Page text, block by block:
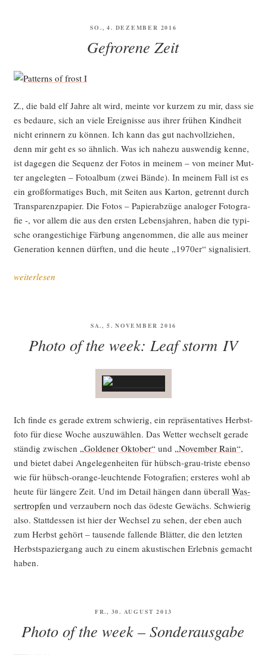
VERÖFFENTLICHT
SO., 4. DEZEMBER 2016
Gefrorene Zeit
Z., die bald elf Jah­re alt wird, mein­te vor kur­zem zu mir, dass sie
es bedau­re, sich an vie­le Ereig­nis­se aus ihrer frü­hen Kind­heit
nicht erin­nern zu kön­nen. Ich kann das gut nach­voll­zie­hen,
denn mir geht es so ähn­lich. Was ich nahe­zu aus­wen­dig ken­ne,
ist dage­gen die Sequenz der Fotos in mei­nem – von mei­ner Mut­
ter ange­leg­ten – Foto­al­bum (zwei Bän­de). In mei­nem Fall ist es
ein groß­for­ma­ti­ges Buch, mit Sei­ten aus Kar­ton, getrennt durch
Trans­pa­renz­pa­pier. Die Fotos – Papier­ab­zü­ge ana­lo­ger Foto­gra­
fie -, vor allem die aus den ers­ten Lebens­jah­ren, haben die typi­
sche oran­ge­sti­chi­ge Fär­bung ange­nom­men, die alle aus mei­ner
Gene­ra­ti­on ken­nen dürf­ten, und die heu­te „1970er“ signalisiert.
„Gefro­
weiterlesen
VERÖFFENTLICHT
SA., 5. NOVEMBER 2016
Photo of the week: Leaf storm IV
Ich fin­de es gera­de extrem schwie­rig, ein reprä­sen­ta­ti­ves Herbst­
fo­to für die­se Woche aus­zu­wäh­len. Das Wet­ter wech­selt gera­de
stän­dig zwi­schen „Gol­de­ner Okto­ber“ und „Novem­ber Rain“,
und bie­tet dabei Ange­le­gen­hei­ten für hübsch-grau-tris­te eben­so
wie für hübsch-oran­ge-leuch­ten­de Foto­gra­fien; ers­te­res wohl ab
heu­te für län­ge­re Zeit. Und im Detail hän­gen dann über­all Was­
ser­trop­fen und ver­zau­bern noch das ödes­te Gewächs. Schwie­rig
also. Statt­des­sen ist hier der Wech­sel zu sehen, der eben auch
zum Herbst gehört – tau­sen­de fal­len­de Blät­ter, die den letz­ten
Herbst­spa­zier­gang auch zu einem akus­ti­schen Erleb­nis gemacht
haben.
VERÖFFENTLICHT
FR., 30. AUGUST 2013
Photo of the week – Sonderausgabe